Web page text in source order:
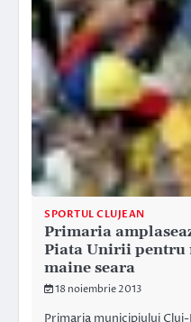
SPORTUL CLUJEAN
Primaria
Piata Unirii pentru
maine seara
18 noiembrie 2013
Primaria municipiului